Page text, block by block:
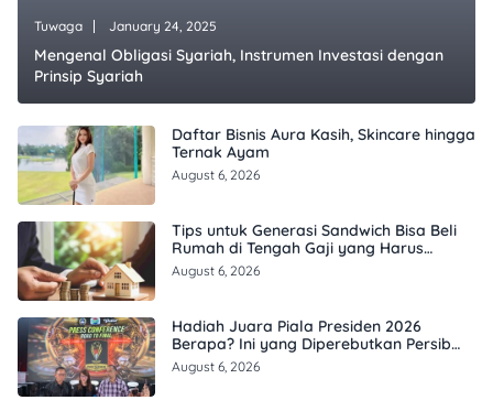
Tuwaga January 24, 2025
Mengenal Obligasi Syariah, Instrumen Investasi dengan
Prinsip Syariah
Daftar Bisnis Aura Kasih, Skincare hingga
Ternak Ayam
August 6, 2026
Tips untuk Generasi Sandwich Bisa Beli
Rumah di Tengah Gaji yang Harus
Terbagi
August 6, 2026
Hadiah Juara Piala Presiden 2026
Berapa? Ini yang Diperebutkan Persib
dan Persebaya
August 6, 2026